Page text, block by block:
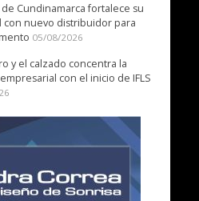
Cundinamarca fortalece su
con nuevo distribuidor para
05/08/2026
y el calzado concentra la
con el inicio de IFLS